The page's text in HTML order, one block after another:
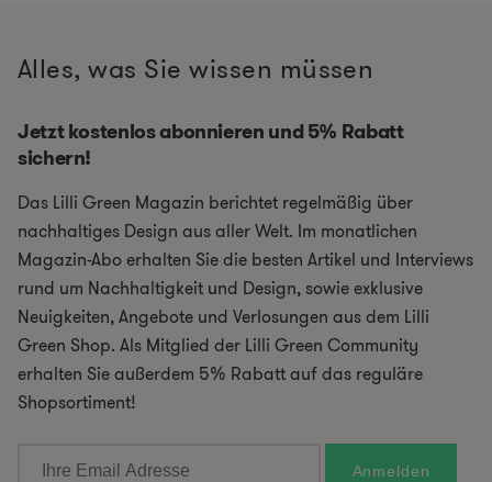
Alles, was Sie wissen müssen
Jetzt kostenlos abonnieren und 5% Rabatt
sichern!
Das Lilli Green Magazin berichtet regelmäßig über
nachhaltiges Design aus aller Welt. Im monatlichen
Magazin-Abo erhalten Sie die besten Artikel und Interviews
rund um Nachhaltigkeit und Design, sowie exklusive
Neuigkeiten, Angebote und Verlosungen aus dem Lilli
Green Shop. Als Mitglied der Lilli Green Community
erhalten Sie außerdem 5% Rabatt auf das reguläre
Shopsortiment!